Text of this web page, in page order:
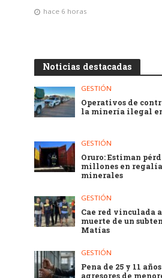
hace 6 horas
Noticias destacadas
GESTIÓN
Operativos de
la minería ilegal
GESTIÓN
Oruro: Estiman
millones en
minerales
GESTIÓN
Cae red vinculada
muerte de un
Matías
GESTIÓN
Pena de 25 y 11
agresores de